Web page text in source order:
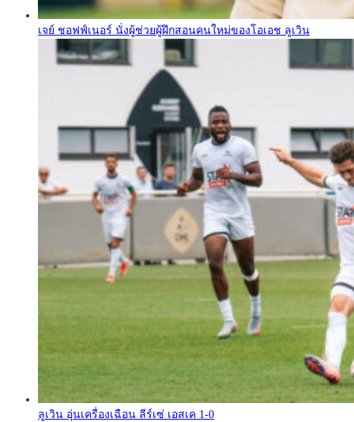
เจย์ ชอฟฟ์เนอร์ นั่งผู้ช่วยผู้ฝึกสอนคนใหม่ของโอเอช ลูเวิน
ลูเวิน อุ่นเครื่องเฉือน ลีร์เซ่ เอสเค 1-0